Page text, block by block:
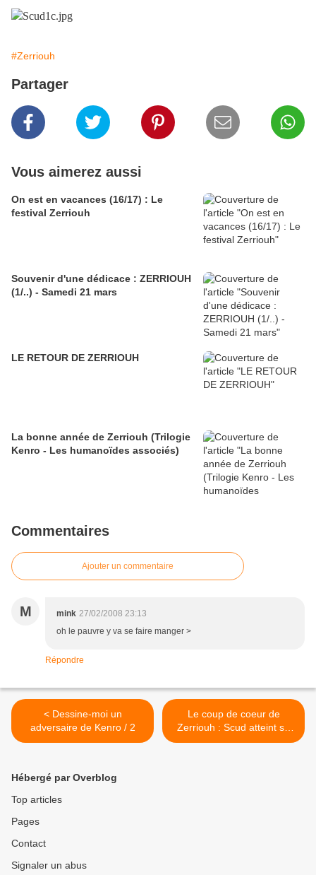
#Zerriouh
Partager
Vous aimerez aussi
On est en vacances (16/17) : Le
festival Zerriouh
Souvenir d'une dédicace : ZERRIOUH
(1/..) - Samedi 21 mars
LE RETOUR DE ZERRIOUH
La bonne année de Zerriouh (Trilogie
Kenro - Les humanoïdes associés)
Commentaires
Ajouter un commentaire
M mink 27/02/2008 23:13
oh le pauvre y va se faire manger >
Répondre
< Dessine-moi un
adversaire de Kenro / 2
Le coup de coeur de
Zerriouh : Scud atteint sa
cible >
Hébergé par Overblog
Top articles
Pages
Contact
Signaler un abus